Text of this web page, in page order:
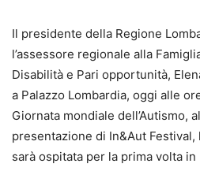
Il presidente della Regione
l’assessore regionale alla
Disabilità e Pari opportunità,
a Palazzo Lombardia, oggi alle
Giornata mondiale dell’Autismo,
presentazione di In&Aut
sarà ospitata per la prima volta